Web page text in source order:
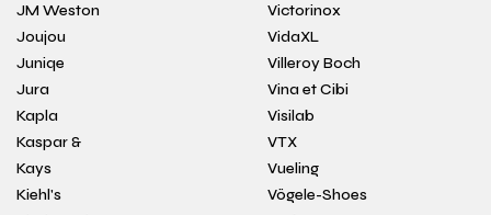
JM Weston
Joujou
Juniqe
Jura
Kapla
Kaspar &
Kays
Kiehl's
Victorinox
VidaXL
Villeroy Boch
Vina et Cibi
Visilab
VTX
Vueling
Vögele-Shoes